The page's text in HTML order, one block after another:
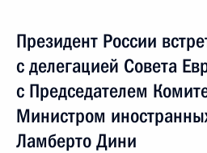
Президент России
с делегацией Совета
с Председателем
Министром
Ламберто Дини